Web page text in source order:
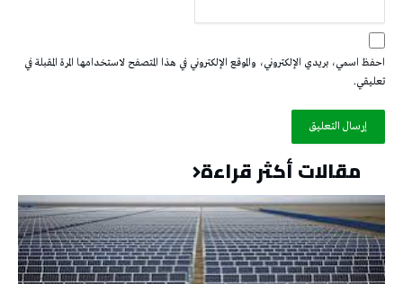
احفظ اسمي، بريدي الإلكتروني، والموقع الإلكتروني في هذا المتصفح لاستخدامها المرة المقبلة في
تعليقي.
مقالات أكثر قراءة